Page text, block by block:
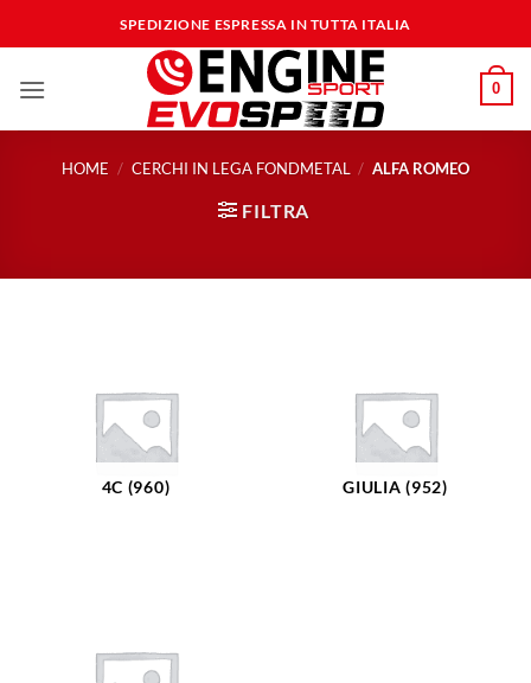
ai
SPEDIZIONE ESPRESSA IN TUTTA ITALIA
0
HOME / CERCHI IN LEGA FONDMETAL / ALFA ROMEO
FILTRA
4C (960) GIULIA (952)